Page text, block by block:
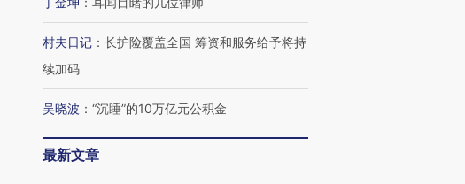
村夫日记 ： 长护险覆盖全国 筹资和服务给予将持
续加码
吴晓波 ： “沉睡”的10万亿元公积金
最新文章